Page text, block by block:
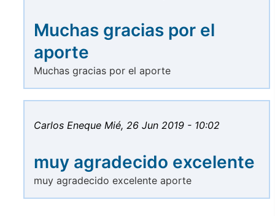
Muchas gracias por el
aporte
Muchas gracias por el aporte
Carlos Eneque Mié, 26 Jun 2019 - 10:02
muy agradecido excelente
muy agradecido excelente aporte